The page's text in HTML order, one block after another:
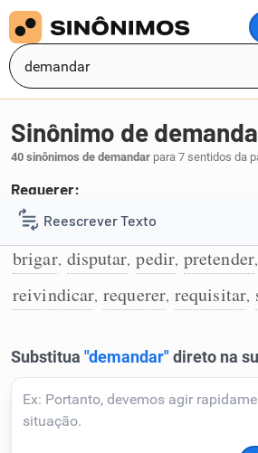
Reescrever Texto
Resumir Texto
Detector de IA
Humanizador de IA
Sinônimo de
40 sinônimos de demandar para 7 sentidos da
Requerer:
1 combater,contender
brigar, disputar, pedir, pretender,
reivindicar, requerer, requisitar,